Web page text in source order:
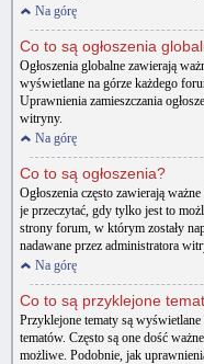
Na górę
Co to są ogłoszenia
Ogłoszenia globalne zawierają
wyświetlane na górze każdego
Uprawnienia zamieszczania
witryny.
Na górę
Co to są ogłoszenia?
Ogłoszenia często zawierają
je przeczytać, gdy tylko jest to
strony forum, w którym zostały
nadawane przez administratora
Na górę
Co to są przyklejone
Przyklejone tematy są
tematów. Często są one dość
możliwe. Podobnie, jak